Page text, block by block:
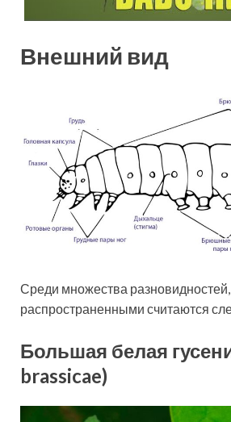
Внешний вид
Среди множества
распространенными считаются
Большая белая
brassicae)